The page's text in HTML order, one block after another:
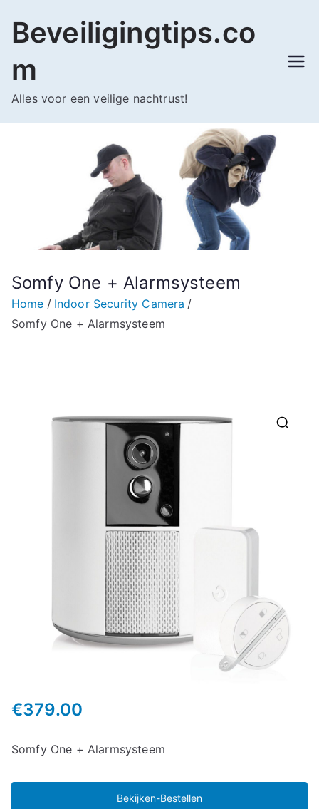
naar
inhoud
Beveiligingtips.co
m
Alles voor een veilige nachtrust!
Somfy One + Alarmsysteem
Home
Indoor Security Camera
Somfy One + Alarmsysteem
€379.00
Somfy One + Alarmsysteem
Bekijken-Bestellen